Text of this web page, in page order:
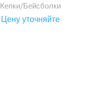
Кепки/Бейсболки
Цену уточняйте